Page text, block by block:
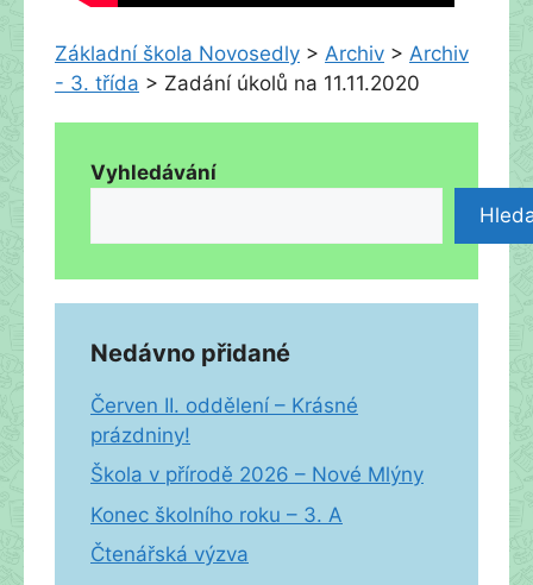
Základní škola Novosedly > Archiv > Archiv
- 3. třída > Zadání úkolů na 11.11.2020
Vyhledávání
Nedávno přidané
Červen II. oddělení – Krásné
prázdniny!
Škola v přírodě 2026 – Nové Mlýny
Konec školního roku – 3. A
Čtenářská výzva